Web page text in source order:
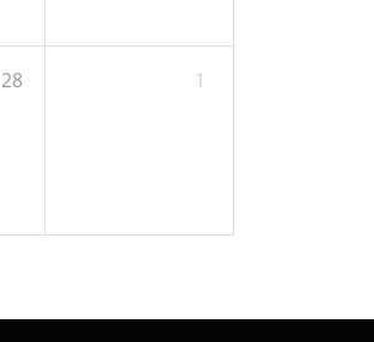
28 1